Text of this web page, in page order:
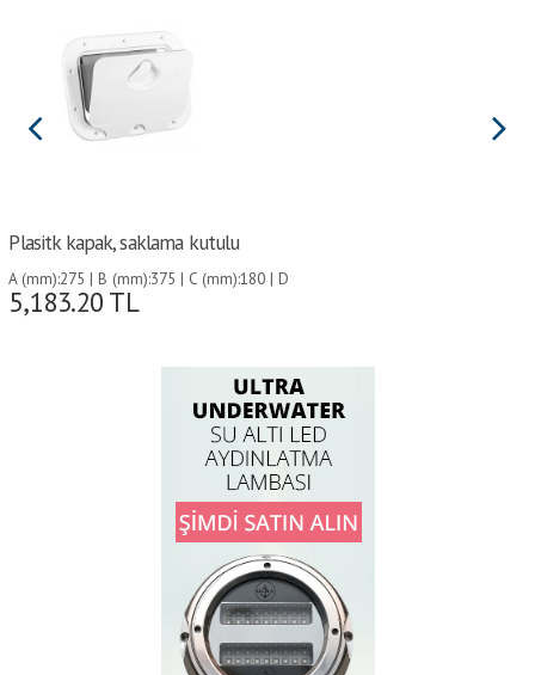
Plasitk kapak, saklama kutulu
A (mm):275 | B (mm):375 | C (mm):180 | D
(mm):280 | G (mm):220 | H (mm):198 | I
(mm):298 |
5,183.20 TL